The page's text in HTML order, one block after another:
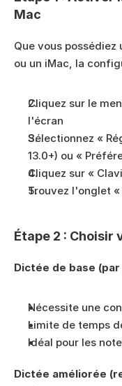
Mac
Que vous possédiez
ou un iMac, la
Cliquez sur le
l'écran
Sélectionnez «
13.0+) ou «
Cliquez sur «
Trouvez l'onglet
Étape 2 :
Dictée de base
Nécessite une
Limite de temps
Idéal pour les
Dictée améliorée